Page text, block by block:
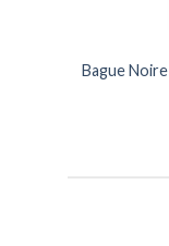
Bague